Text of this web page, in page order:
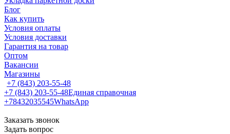
Блог
Как купить
Условия оплаты
Условия доставки
Гарантия на товар
Оптом
Вакансии
Магазины
+7 (843) 203-55-48
+7 (843) 203-55-48Единая справочная
+78432035545WhatsApp
Заказать звонок
Задать вопрос